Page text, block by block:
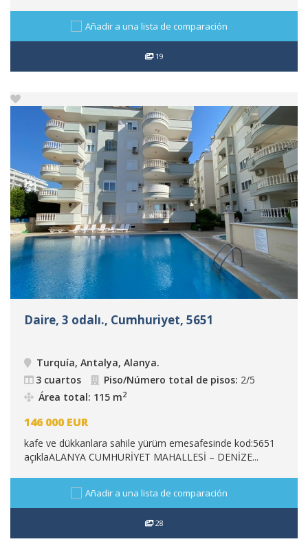
Añadir a una lista de comparación
19
Daire, 3 odalı., Cumhuriyet, 5651
Turquía, Antalya, Alanya.
3 cuartos
Piso/Número total de pisos: 2/5
Área total: 115 m2
146 000 EUR
kafe ve dükkanlara sahile yürüm emesafesinde kod:5651
açıklaALANYA CUMHURİYET MAHALLESİ – DENİZE...
Añadir a una lista de comparación
28